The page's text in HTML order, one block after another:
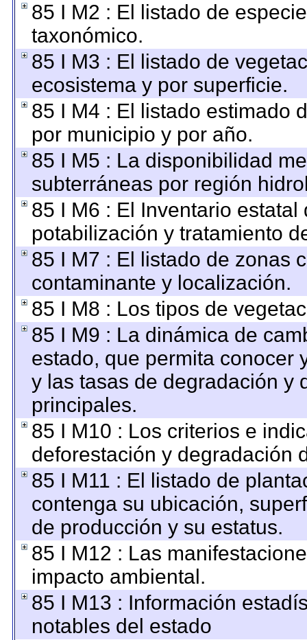
85 I M2 : El listado de
taxonómico.
85 I M3 : El listado de
ecosistema y por superficie.
85 I M4 : El listado estimado
por municipio y por año.
85 I M5 : La disponibilidad
subterráneas por región
85 I M6 : El Inventario
potabilización y tratamiento
85 I M7 : El listado de zonas
contaminante y localización.
85 I M8 : Los tipos de
85 I M9 : La dinámica de
estado, que permita conocer
y las tasas de degradación y
principales.
85 I M10 : Los criterios e
deforestación y degradación
85 I M11 : El listado de
contenga su ubicación,
de producción y su estatus.
85 I M12 : Las
impacto ambiental.
85 I M13 : Información
notables del estado